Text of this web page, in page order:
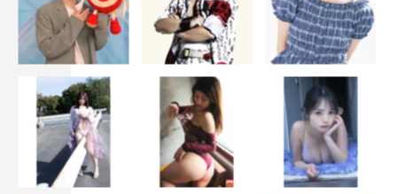
◆令和の今、この作品を届けることについてどう思います
か？
まさに今、世界で戦争が起こっている時代だからこそ、や
る意味がある作品かなと思います。山田さんご自身が戦争
体験者でいらっしゃいますので、山田さんが描かれる描写
は、とても詳細で見ている人がありありと思い浮かべるこ